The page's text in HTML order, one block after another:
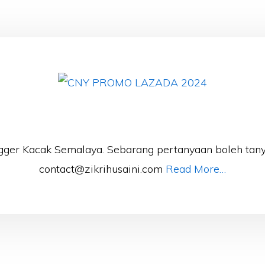
Kacak Semalaya. Sebarang pertanyaan boleh
contact@zikrihusaini.com Read More…